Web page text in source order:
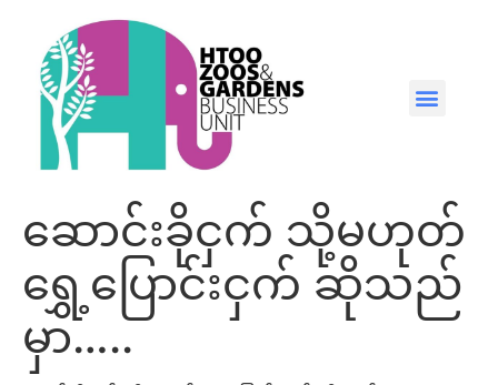
ဆောင်းခိုငှက် သို့မဟုတ်
ရွှေ့ပြောင်းငှက် ဆိုသည်
မှာ…..